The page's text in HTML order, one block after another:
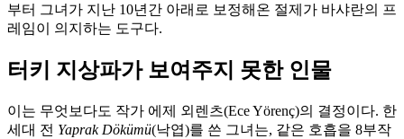
부터 그녀가 지난 10년간 아래로 보정해온 절제가 바샤란의 프
레임이 의지하는 도구다.
터키 지상파가 보여주지 못한 인물
이는 무엇보다도 작가 에제 외렌츠(Ece Yörenç)의 결정이다. 한
세대 전 Yaprak Dökümü(낙엽)를 쓴 그녀는, 같은 호흡을 8부작